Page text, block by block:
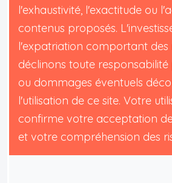
l'exhaustivité, l'exactitude ou
contenus proposés.
l'expatriation comportant des
déclinons toute
ou dommages éventuels
l'utilisation de ce site. Votre
confirme votre acceptation
et votre compréhension des